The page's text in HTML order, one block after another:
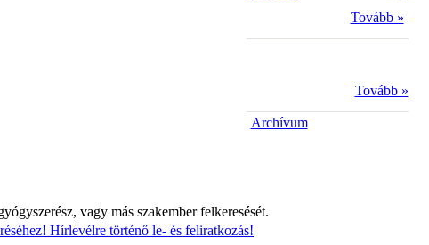
Tovább »
Tovább »
Archívum
vagy más szakember felkeresését.
Hírlevélre történő le- és feliratkozás!